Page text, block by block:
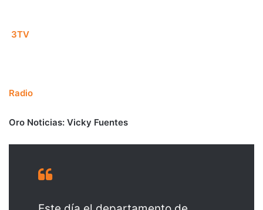
3TV
Radio
Oro Noticias: Vicky Fuentes